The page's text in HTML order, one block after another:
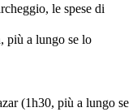
le spese di
più a lungo se lo
(1h30, più a lungo se